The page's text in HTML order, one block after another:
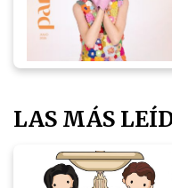
LAS MÁS